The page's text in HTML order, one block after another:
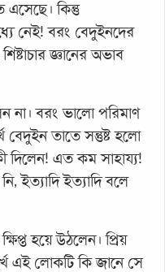
এসেছে। কিন্তু
নেই! বরং বেদুইনদের
জ্ঞানের অভাব
না। বরং ভালো পরিমাণ
বেদুইন তাতে সন্তুষ্ট হলো
দিলেন! এত কম সাহায্য!
ইত্যাদি ইত্যাদি বলে
হয়ে উঠলেন। প্রিয়
এই লোকটি কি জানে সে